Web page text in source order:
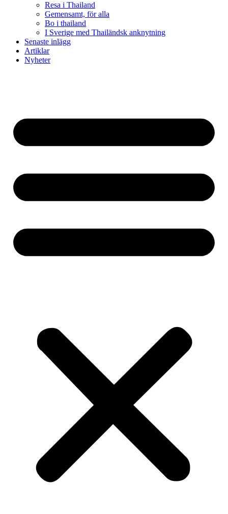
Resa i Thailand
Gemensamt, för alla
Bo i thailand
I Sverige med Thailändsk anknytning
Senaste inlägg
Artiklar
Nyheter